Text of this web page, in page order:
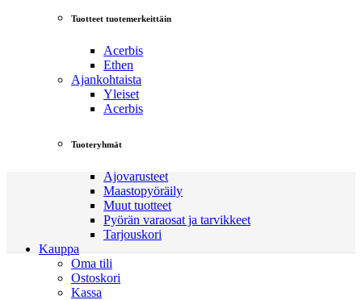
Tuotteet tuotemerkeittäin
Acerbis
Ethen
Ajankohtaista
Yleiset
Acerbis
Tuoteryhmät
Ajovarusteet
Maastopyöräily
Muut tuotteet
Pyörän varaosat ja tarvikkeet
Tarjouskori
Kauppa
Oma tili
Ostoskori
Kassa